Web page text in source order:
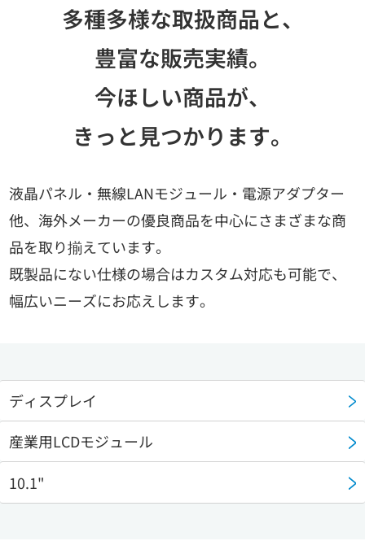
多種多様な取扱商品と、
豊富な販売実績。
今ほしい商品が、
きっと見つかります。
液晶パネル・無線LANモジュール・電源アダプター
他、海外メーカーの優良商品を中心にさまざまな商
品を取り揃えています。
既製品にない仕様の場合はカスタム対応も可能で、
幅広いニーズにお応えします。
ディスプレイ
産業用LCDモジュール
10.1"